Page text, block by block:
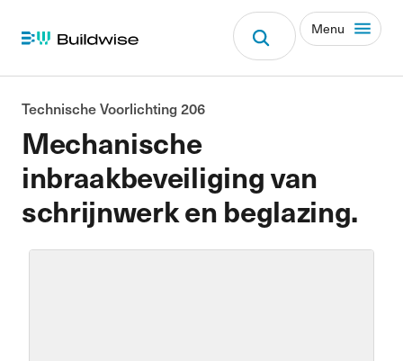
Menu
Mechanische
inbraakbeveiliging van
schrijnwerk en beglazing.
Technische Voorlichting 206